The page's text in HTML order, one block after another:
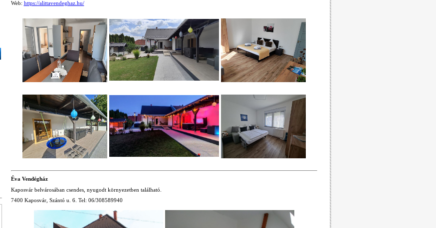
Web: https://alittavendeghaz.hu/
Éva Vendégház
Kaposvár belvárosában csendes, nyugodt környezetben található.
7400 Kaposvár, Szántó u. 6. Tel: 06/308589940